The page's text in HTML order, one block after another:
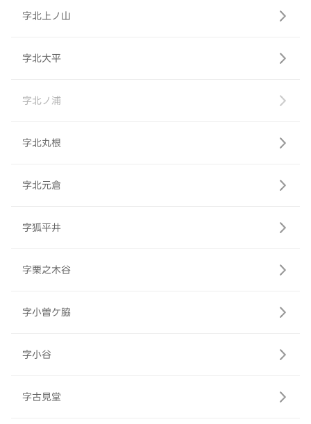
字北上ノ山
字北大平
字北ノ浦
字北丸根
字北元倉
字狐平井
字栗之木谷
字小曽ケ脇
字小谷
字古見堂